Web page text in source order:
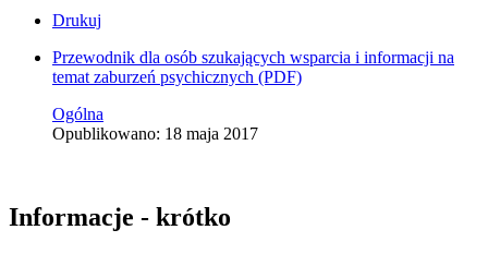
Drukuj
Przewodnik dla osób szukających wsparcia i informacji na
temat zaburzeń psychicznych (PDF)
Ogólna
Opublikowano: 18 maja 2017
Informacje - krótko